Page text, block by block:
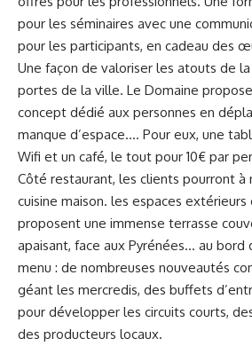
pour les séminaires avec une
pour les participants, en cadeau des
Une façon de valoriser les atouts de
portes de la ville. Le Domaine
concept dédié aux personnes en
manque d’espace…. Pour eux, une
Wifi et un café, le tout pour 10€ par
Côté restaurant, les clients pourront à
cuisine maison. les espaces
proposent une immense terrasse
apaisant, face aux Pyrénées… au bord
menu : de nombreuses nouveautés
géant les mercredis, des buffets
pour développer les circuits courts,
des producteurs locaux.